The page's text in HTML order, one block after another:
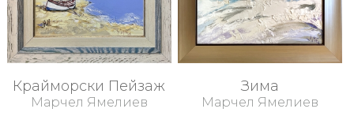
Крайморски Пейзаж
Марчел Ямелиев
Зима
Марчел Ямелиев